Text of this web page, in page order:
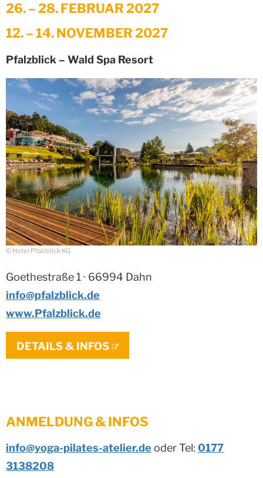
26. – 28. FEBRUAR 2027
12. – 14. NOVEMBER 2027
Pfalzblick – Wald Spa Resort
© Hotel Pfalzblick KG
Goethestraße 1 · 66994 Dahn
info@pfalzblick.de
www.Pfalzblick.de
DETAILS & INFOS
ANMELDUNG & INFOS
info@yoga-pilates-atelier.de oder Tel: 0177
3138208